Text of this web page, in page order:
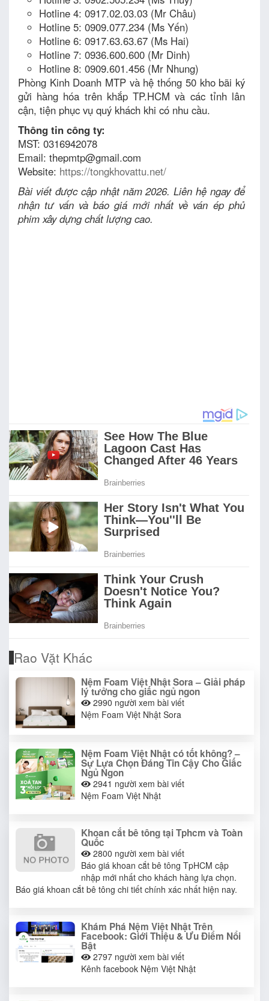
Hotline 4: 0917.02.03.03 (Mr Châu)
Hotline 5: 0909.077.234 (Ms Yến)
Hotline 6: 0917.63.63.67 (Ms Hai)
Hotline 7: 0936.600.600 (Mr Dinh)
Hotline 8: 0909.601.456 (Mr Nhung)
Phòng Kinh Doanh MTP và hệ thống 50 kho bãi ký
gửi hàng hóa trên khắp TP.HCM và các tỉnh lân
cận, tiện phục vụ quý khách khi có nhu cầu.
Thông tin công ty:
MST: 0316942078
Email: thepmtp@gmail.com
Website: https://tongkhovattu.net/
Bài viết được cập nhật năm 2026. Liên hệ ngay để
nhận tư vấn và báo giá mới nhất về ván ép phủ
phim xây dựng chất lượng cao.
Rao Vặt Khác
Nệm Foam Việt Nhật Sora – Giải pháp
lý tưởng cho giấc ngủ ngon
2990 người xem bài viết
Nệm Foam Việt Nhật Sora
Nệm Foam Việt Nhật có tốt không? –
Sự Lựa Chọn Đáng Tin Cậy Cho Giấc
Ngủ Ngon
2941 người xem bài viết
Nệm Foam Việt Nhật
Khoan cắt bê tông tại Tphcm và Toàn
Quốc
2800 người xem bài viết
Báo giá khoan cắt bê tông TpHCM cập
nhập mới nhất cho khách hàng lựa chọn.
Báo giá khoan cắt bê tông chi tiết chính xác nhất hiện nay.
Khám Phá Nệm Việt Nhật Trên
Facebook: Giới Thiệu & Ưu Điểm Nổi
Bật​
2797 người xem bài viết
Kênh facebook Nệm Việt Nhật